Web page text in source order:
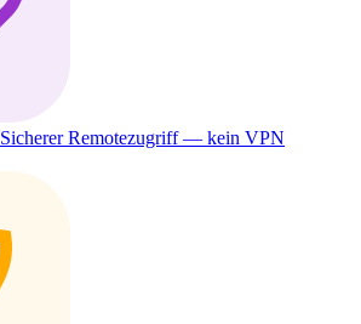
Sicherer Remotezugriff — kein VPN